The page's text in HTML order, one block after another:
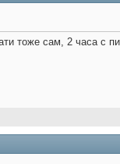
тоже сам, 2 часа с